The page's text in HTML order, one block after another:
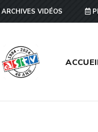
ARCHIVES VIDÉOS